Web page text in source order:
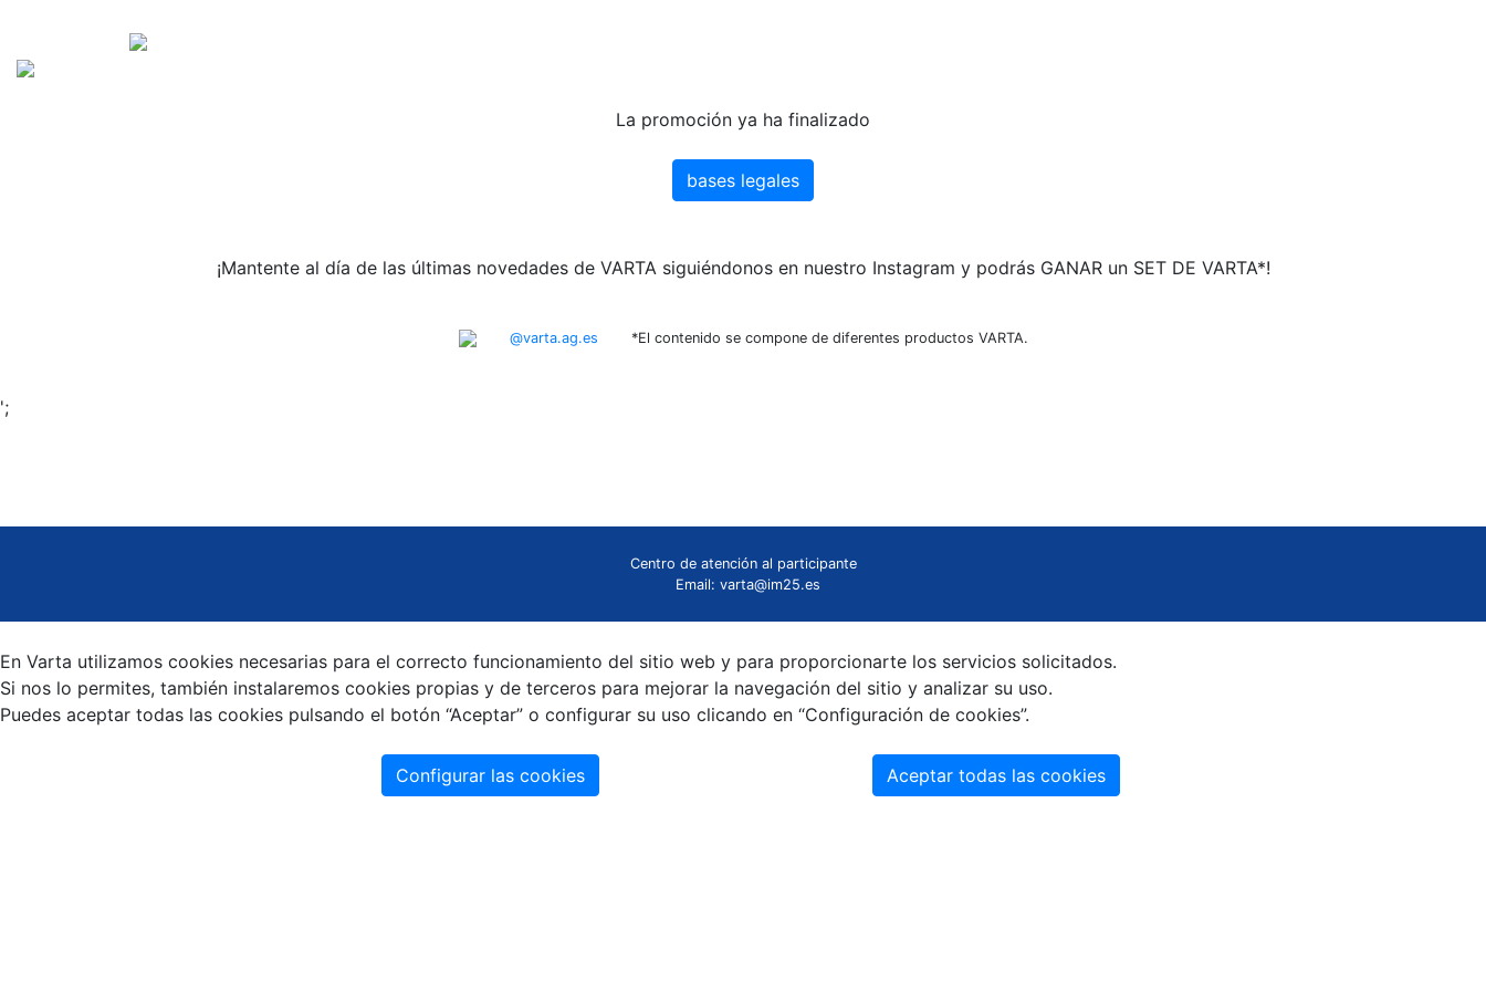
La promoción ya ha finalizado
bases legales
¡Mantente al día de las últimas novedades de VARTA siguiéndonos en nuestro Instagram y podrás GANAR un SET DE VARTA*!
@varta.ag.es *El contenido se compone de diferentes productos VARTA.
';
Centro de atención al participante
Email: varta@im25.es
En Varta utilizamos cookies necesarias para el correcto funcionamiento del sitio web y para proporcionarte los servicios solicitados.
Si nos lo permites, también instalaremos cookies propias y de terceros para mejorar la navegación del sitio y analizar su uso.
Puedes aceptar todas las cookies pulsando el botón “Aceptar” o configurar su uso clicando en “Configuración de cookies”.
Configurar las cookies